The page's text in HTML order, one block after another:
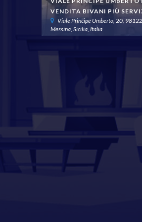
VENDITA BIVANI PIÙ SERVIZI
Viale Principe Umberto, 20, 98122
Messina, Sicilia, Italia